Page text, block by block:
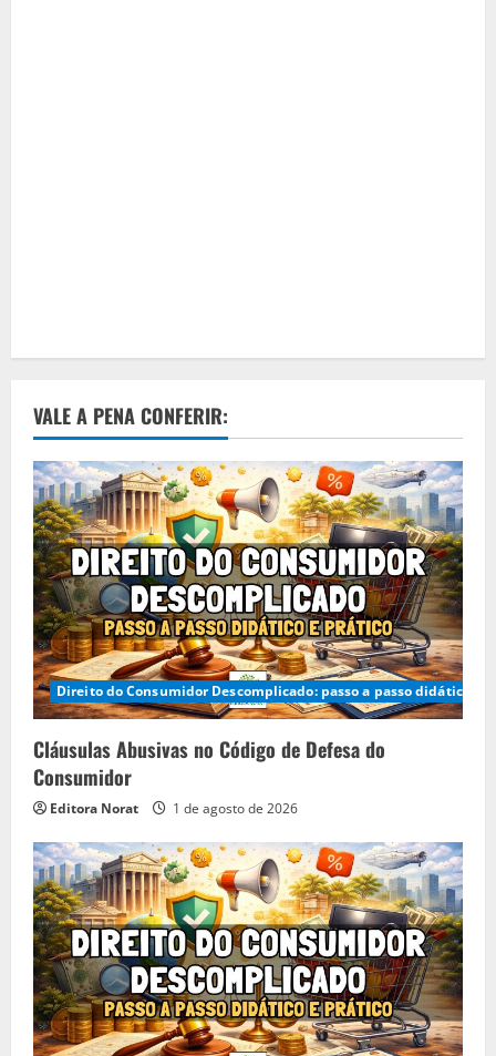
VALE A PENA CONFERIR:
Direito do Consumidor Descomplicado: passo a passo didático e
Cláusulas Abusivas no Código de Defesa do
Consumidor
Editora Norat 1 de agosto de 2026